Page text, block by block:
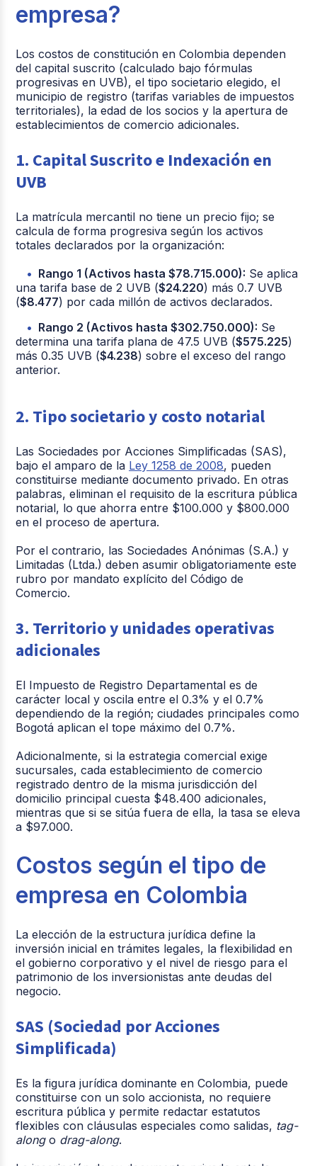
empresa?
Los costos de constitución en Colombia dependen
delcapital suscrito (calculado bajo fórmulas
progresivas en UVB), eltipo societario elegido, el
municipio de registro (tarifas variables de impuestos
territoriales), laedad de los socios y la apertura de
establecimientos de comercio adicionales.
1. Capital Suscrito e Indexación en
UVB
La matrícula mercantil no tiene un precio fijo; se
calcula de forma progresiva según los activos
totales declarados por la organización:
Rango 1 (Activos hasta $78.715.000): Se aplica
una tarifa base de 2 UVB ($24.220) más 0.7 UVB
($8.477) por cada millón de activos declarados.
Rango 2 (Activos hasta $302.750.000): Se
determina una tarifa plana de 47.5 UVB ($575.225)
más 0.35 UVB ($4.238) sobre el exceso del rango
anterior.
2. Tipo societario y costo notarial
Las Sociedades por Acciones Simplificadas (SAS),
bajo el amparo de la Ley 1258 de 2008, pueden
constituirse mediante documento privado. En otras
palabras, eliminan el requisito de la escritura pública
notarial, lo que ahorra entre $100.000 y $800.000
en el proceso de apertura.
Por el contrario, las Sociedades Anónimas (S.A.) y
Limitadas (Ltda.) deben asumir obligatoriamente este
rubro por mandato explícito del Código de
Comercio.
3. Territorio y unidades operativas
adicionales
El Impuesto de Registro Departamental es de
carácter local y oscila entre el 0.3% y el 0.7%
dependiendo de la región; ciudades principales como
Bogotá aplican el tope máximo del 0.7%.
Adicionalmente, si la estrategia comercial exige
sucursales, cada establecimiento de comercio
registrado dentro de la misma jurisdicción del
domicilio principal cuesta $48.400 adicionales,
mientras que si se sitúa fuera de ella, la tasa se eleva
a $97.000.
Costos según el tipo de
empresa en Colombia
La elección de la estructura jurídica define la
inversión inicial en trámites legales, la flexibilidad en
el gobierno corporativo y el nivel de riesgo para el
patrimonio de los inversionistas ante deudas del
negocio.
SAS (Sociedad por Acciones
Simplificada)
Es la figura jurídica dominante en Colombia, puede
constituirse con un solo accionista, no requiere
escritura pública y permite redactar estatutos
flexibles con cláusulas especiales como salidas, tag-
alongo drag-along.